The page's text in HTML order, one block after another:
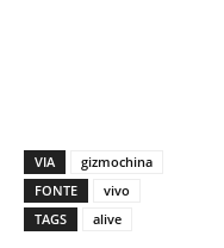
VIA
gizmochina
FONTE
vivo
TAGS
alive